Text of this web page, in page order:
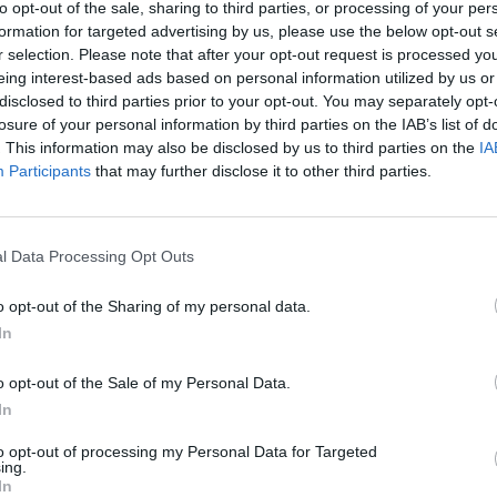
opt-out of the sale, sharing to third parties, or processing of your
for targeted advertising by us, please use the below opt-out
selection. Please note that after your opt-out request is processed
interest-based ads based on personal information utilized by us
to third parties prior to your opt-out. You may separately
of your personal information by third parties on the IAB’s list of
This information may also be disclosed by us to third parties on the
Participants that may further disclose it to other third parties.
Data Processing Opt Outs
opt-out of the Sharing of my personal data.
opt-out of the Sale of my Personal Data.
opt-out of processing my Personal Data for Targeted
Android– anche
in Spagna e Germania e l’estensione è arrivata automaticamente
sviluppatori
il valore dei casi in cui questa opportunità non è prevista.
Inserisci nome ed indirizzo E-Mail: